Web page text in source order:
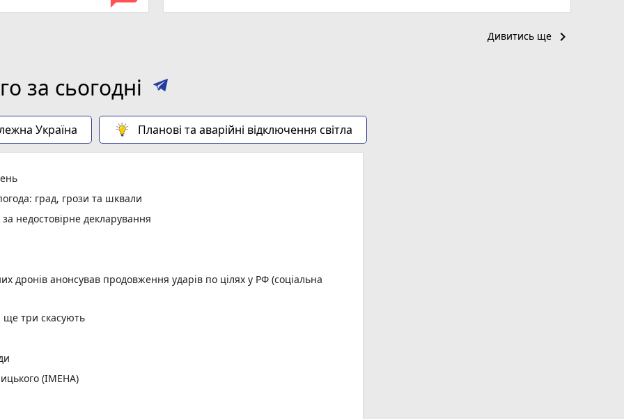
Дивитись ще keyboard_arrow_right
за сьогодні
Україна Планові та аварійні відключення світла
град, грози та шквали
недостовірне декларування
дронів анонсував продовження ударів по цілях у РФ (соціальна
ще три скасують
(ІМЕНА)